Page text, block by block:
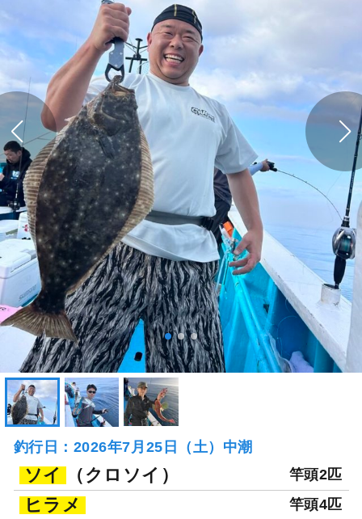
釣行日：2026年7月25日（土）中潮
ソイ （クロソイ） 竿頭2匹
ヒラメ 竿頭4匹